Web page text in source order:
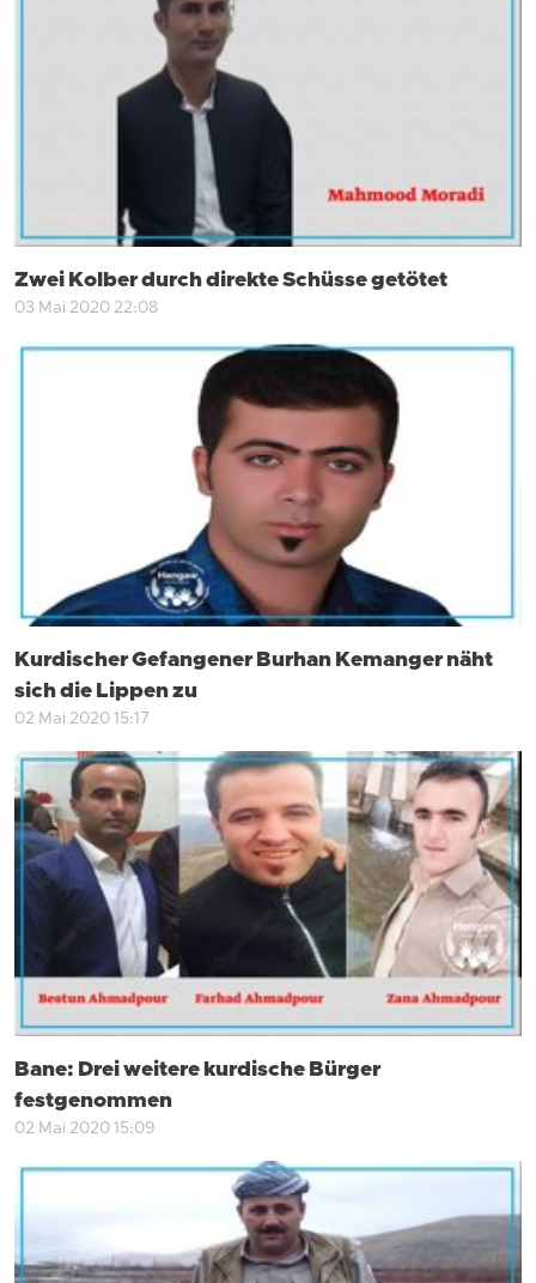
Zwei Kolber durch direkte Schüsse getötet
03 Mai 2020 22:08
Kurdischer Gefangener Burhan Kemanger näht
sich die Lippen zu
02 Mai 2020 15:17
Bane: Drei weitere kurdische Bürger
festgenommen
02 Mai 2020 15:09